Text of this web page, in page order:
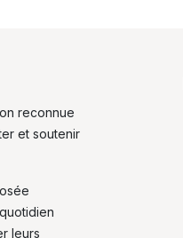
reconnue
et soutenir
leurs